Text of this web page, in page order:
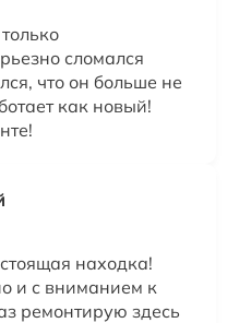
сломался
что он больше не
как новый!
находка!
и с вниманием к
ремонтирую здесь